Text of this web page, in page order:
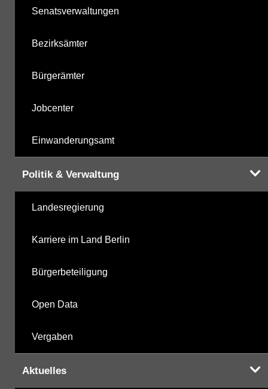
Senatsverwaltungen
Bezirksämter
Bürgerämter
Jobcenter
Einwanderungsamt
Politik & Verwaltung
Landesregierung
Karriere im Land Berlin
Bürgerbeteiligung
Open Data
Vergaben
Aktuelles